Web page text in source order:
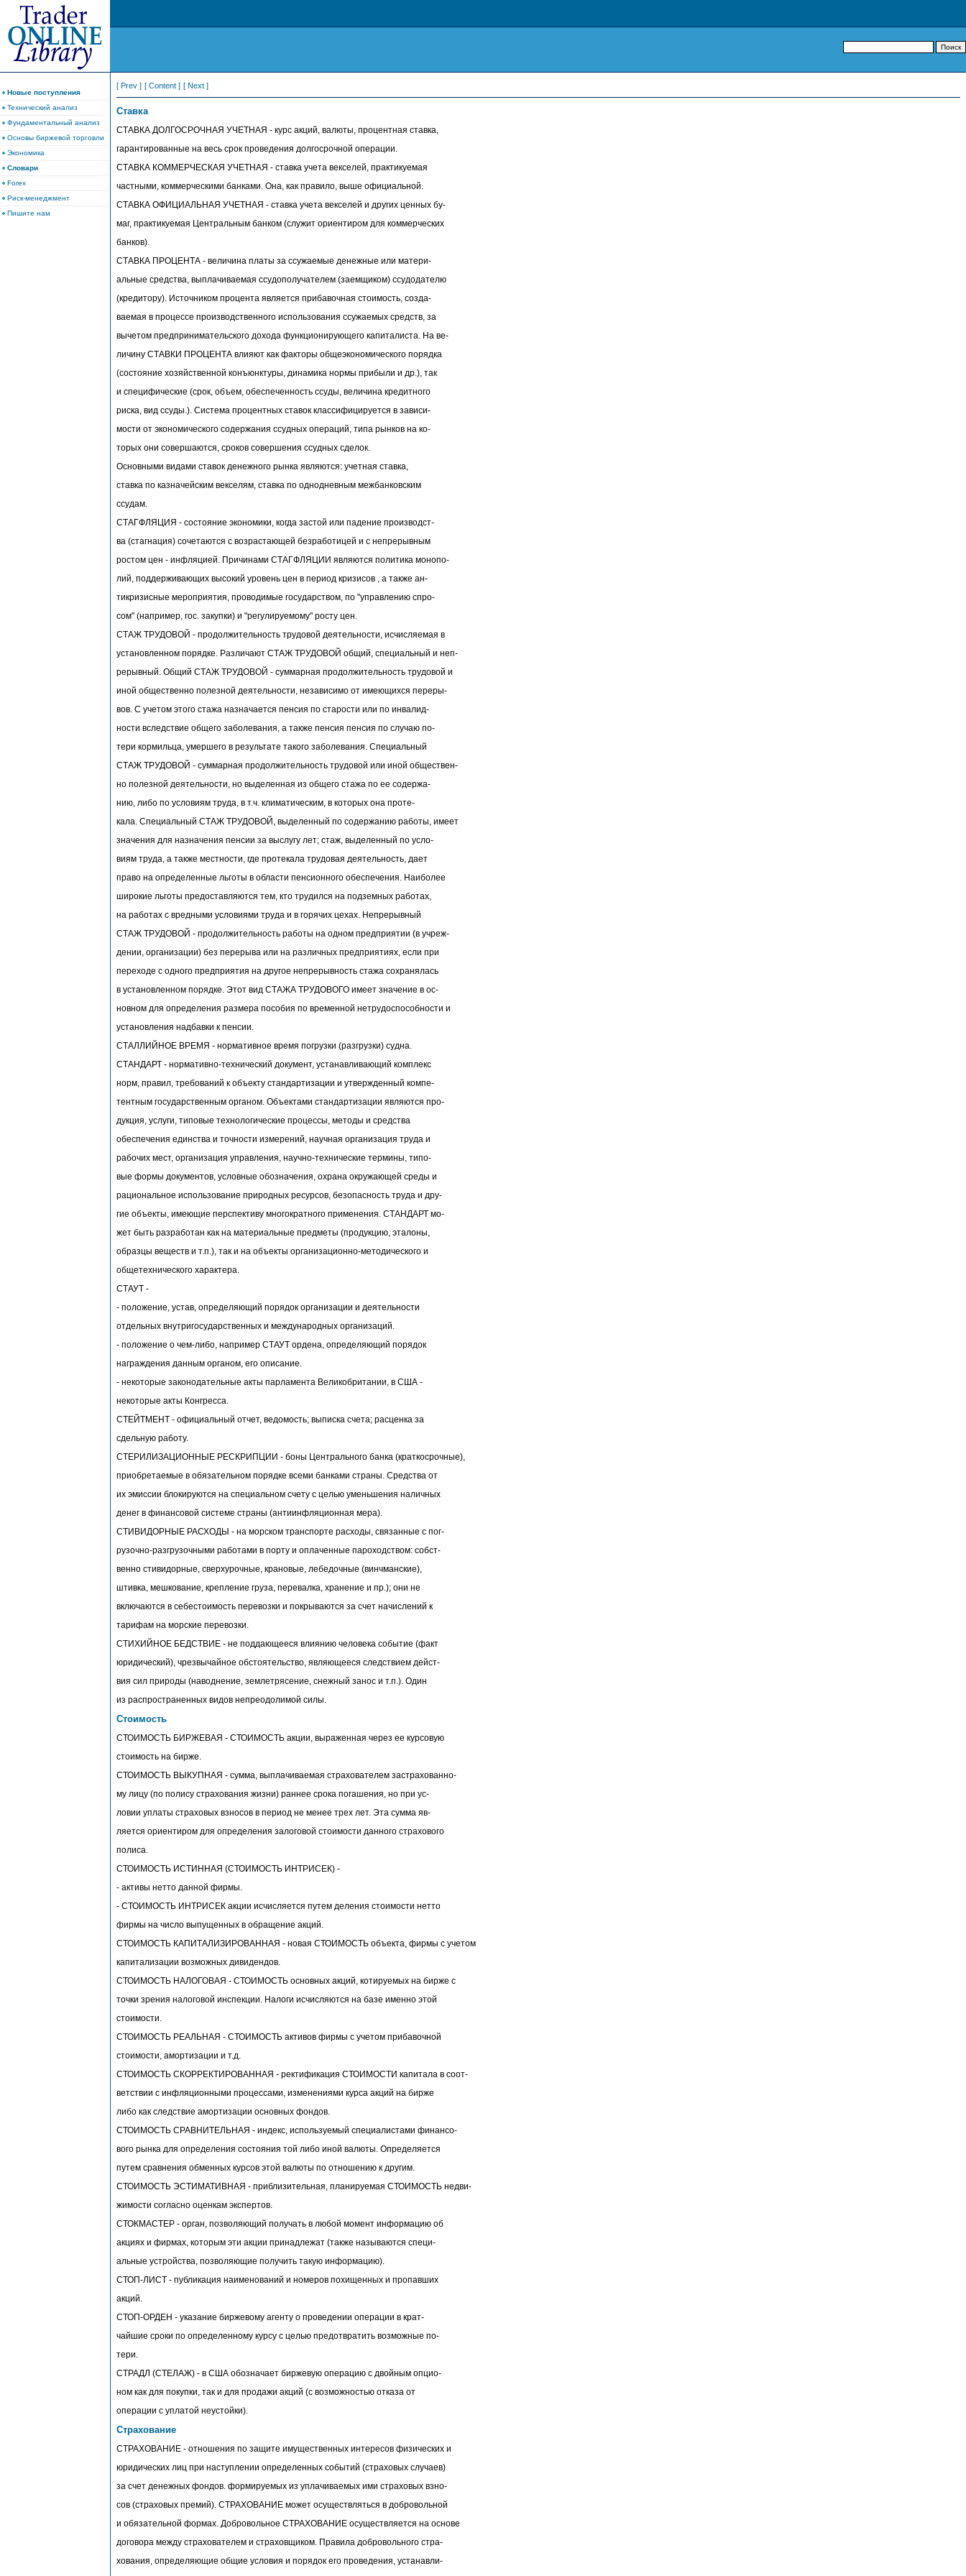
Новые поступления
Технический анализ
Фундаментальный анализ
Основы биржевой торговли
Экономика
Словари
Forex
Риск-менеджмент
Пишите нам
[ Prev ] [ Content ] [ Next ]
Ставка
СТАВКА ДОЛГОСРОЧНАЯ УЧЕТНАЯ - курс акций, валюты, процентная ставка,
гарантированные на весь срок проведения долгосрочной операции.
СТАВКА КОММЕРЧЕСКАЯ УЧЕТНАЯ - ставка учета векселей, практикуемая
частными, коммерческими банками. Она, как правило, выше официальной.
СТАВКА ОФИЦИАЛЬНАЯ УЧЕТНАЯ - ставка учета векселей и других ценных бу-
маг, практикуемая Центральным банком (служит ориентиром для коммерческих
банков).
СТАВКА ПРОЦЕНТА - величина платы за ссужаемые денежные или матери-
альные средства, выплачиваемая ссудополучателем (заемщиком) ссудодателю
(кредитору). Источником процента является прибавочная стоимость, созда-
ваемая в процессе производственного использования ссужаемых средств, за
вычетом предпринимательского дохода функционирующего капиталиста. На ве-
личину СТАВКИ ПРОЦЕНТА влияют как факторы общеэкономического порядка
(состояние хозяйственной конъюнктуры, динамика нормы прибыли и др.), так
и специфические (срок, объем, обеспеченность ссуды, величина кредитного
риска, вид ссуды.). Система процентных ставок классифицируется в зависи-
мости от экономического содержания ссудных операций, типа рынков на ко-
торых они совершаются, сроков совершения ссудных сделок.
Основными видами ставок денежного рынка являются: учетная ставка,
ставка по казначейским векселям, ставка по однодневным межбанковским
ссудам.
СТАГФЛЯЦИЯ - состояние экономики, когда застой или падение производст-
ва (стагнация) сочетаются с возрастающей безработицей и с непрерывным
ростом цен - инфляцией. Причинами СТАГФЛЯЦИИ являются политика монопо-
лий, поддерживающих высокий уровень цен в период кризисов , а также ан-
тикризисные мероприятия, проводимые государством, по "управлению спро-
сом" (например, гос. закупки) и "регулируемому" росту цен.
СТАЖ ТРУДОВОЙ - продолжительность трудовой деятельности, исчисляемая в
установленном порядке. Различают СТАЖ ТРУДОВОЙ общий, специальный и неп-
рерывный. Общий СТАЖ ТРУДОВОЙ - суммарная продолжительность трудовой и
иной общественно полезной деятельности, независимо от имеющихся переры-
вов. С учетом этого стажа назначается пенсия по старости или по инвалид-
ности вследствие общего заболевания, а также пенсия пенсия по случаю по-
тери кормильца, умершего в результате такого заболевания. Специальный
СТАЖ ТРУДОВОЙ - суммарная продолжительность трудовой или иной обществен-
но полезной деятельности, но выделенная из общего стажа по ее содержа-
нию, либо по условиям труда, в т.ч. климатическим, в которых она проте-
кала. Специальный СТАЖ ТРУДОВОЙ, выделенный по содержанию работы, имеет
значения для назначения пенсии за выслугу лет; стаж, выделенный по усло-
виям труда, а также местности, где протекала трудовая деятельность, дает
право на определенные льготы в области пенсионного обеспечения. Наиболее
широкие льготы предоставляются тем, кто трудился на подземных работах,
на работах с вредными условиями труда и в горячих цехах. Непрерывный
СТАЖ ТРУДОВОЙ - продолжительность работы на одном предприятии (в учреж-
дении, организации) без перерыва или на различных предприятиях, если при
переходе с одного предприятия на другое непрерывность стажа сохранялась
в установленном порядке. Этот вид СТАЖА ТРУДОВОГО имеет значение в ос-
новном для определения размера пособия по временной нетрудоспособности и
установления надбавки к пенсии.
СТАЛЛИЙНОЕ ВРЕМЯ - нормативное время погрузки (разгрузки) судна.
СТАНДАРТ - нормативно-технический документ, устанавливающий комплекс
норм, правил, требований к объекту стандартизации и утвержденный компе-
тентным государственным органом. Объектами стандартизации являются про-
дукция, услуги, типовые технологические процессы, методы и средства
обеспечения единства и точности измерений, научная организация труда и
рабочих мест, организация управления, научно-технические термины, типо-
вые формы документов, условные обозначения, охрана окружающей среды и
рациональное использование природных ресурсов, безопасность труда и дру-
гие объекты, имеющие перспективу многократного применения. СТАНДАРТ мо-
жет быть разработан как на материальные предметы (продукцию, эталоны,
образцы веществ и т.п.), так и на объекты организационно-методического и
общетехнического характера.
СТАУТ -
- положение, устав, определяющий порядок организации и деятельности
отдельных внутригосударственных и международных организаций.
- положение о чем-либо, например СТАУТ ордена, определяющий порядок
награждения данным органом, его описание.
- некоторые законодательные акты парламента Великобритании, в США -
некоторые акты Конгресса.
СТЕЙТМЕНТ - официальный отчет, ведомость; выписка счета; расценка за
сдельную работу.
СТЕРИЛИЗАЦИОННЫЕ РЕСКРИПЦИИ - боны Центрального банка (краткосрочные),
приобретаемые в обязательном порядке всеми банками страны. Средства от
их эмиссии блокируются на специальном счету с целью уменьшения наличных
денег в финансовой системе страны (антиинфляционная мера).
СТИВИДОРНЫЕ РАСХОДЫ - на морском транспорте расходы, связанные с пог-
рузочно-разгрузочными работами в порту и оплаченные пароходством: собст-
венно стивидорные, сверхурочные, крановые, лебедочные (винчманские),
штивка, мешкование, крепление груза, перевалка, хранение и пр.); они не
включаются в себестоимость перевозки и покрываются за счет начислений к
тарифам на морские перевозки.
СТИХИЙНОЕ БЕДСТВИЕ - не поддающееся влиянию человека событие (факт
юридический), чрезвычайное обстоятельство, являющееся следствием дейст-
вия сил природы (наводнение, землетрясение, снежный занос и т.п.). Один
из распространенных видов непреодолимой силы.
Стоимость
СТОИМОСТЬ БИРЖЕВАЯ - СТОИМОСТЬ акции, выраженная через ее курсовую
стоимость на бирже.
СТОИМОСТЬ ВЫКУПНАЯ - сумма, выплачиваемая страхователем застрахованно-
му лицу (по полису страхования жизни) раннее срока погашения, но при ус-
ловии уплаты страховых взносов в период не менее трех лет. Эта сумма яв-
ляется ориентиром для определения залоговой стоимости данного страхового
полиса.
СТОИМОСТЬ ИСТИННАЯ (СТОИМОСТЬ ИНТРИСЕК) -
- активы нетто данной фирмы.
- СТОИМОСТЬ ИНТРИСЕК акции исчисляется путем деления стоимости нетто
фирмы на число выпущенных в обращение акций.
СТОИМОСТЬ КАПИТАЛИЗИРОВАННАЯ - новая СТОИМОСТЬ объекта, фирмы с учетом
капитализации возможных дивидендов.
СТОИМОСТЬ НАЛОГОВАЯ - СТОИМОСТЬ основных акций, котируемых на бирже с
точки зрения налоговой инспекции. Налоги исчисляются на базе именно этой
стоимости.
СТОИМОСТЬ РЕАЛЬНАЯ - СТОИМОСТЬ активов фирмы с учетом прибавочной
стоимости, амортизации и т.д.
СТОИМОСТЬ СКОРРЕКТИРОВАННАЯ - ректификация СТОИМОСТИ капитала в соот-
ветствии с инфляционными процессами, изменениями курса акций на бирже
либо как следствие амортизации основных фондов.
СТОИМОСТЬ СРАВНИТЕЛЬНАЯ - индекс, используемый специалистами финансо-
вого рынка для определения состояния той либо иной валюты. Определяется
путем сравнения обменных курсов этой валюты по отношению к другим.
СТОИМОСТЬ ЭСТИМАТИВНАЯ - приблизительная, планируемая СТОИМОСТЬ недви-
жимости согласно оценкам экспертов.
СТОКМАСТЕР - орган, позволяющий получать в любой момент информацию об
акциях и фирмах, которым эти акции принадлежат (также называются специ-
альные устройства, позволяющие получить такую информацию).
СТОП-ЛИСТ - публикация наименований и номеров похищенных и пропавших
акций.
СТОП-ОРДЕН - указание биржевому агенту о проведении операции в крат-
чайшие сроки по определенному курсу с целью предотвратить возможные по-
тери.
СТРАДЛ (СТЕЛАЖ) - в США обозначает биржевую операцию с двойным опцио-
ном как для покупки, так и для продажи акций (с возможностью отказа от
операции с уплатой неустойки).
Страхование
СТРАХОВАНИЕ - отношения по защите имущественных интересов физических и
юридических лиц при наступлении определенных событий (страховых случаев)
за счет денежных фондов. формируемых из уплачиваемых ими страховых взно-
сов (страховых премий). СТРАХОВАНИЕ может осуществляться в добровольной
и обязательной формах. Добровольное СТРАХОВАНИЕ осуществляется на основе
договора между страхователем и страховщиком. Правила добровольного стра-
хования, определяющие общие условия и порядок его проведения, устанавли-